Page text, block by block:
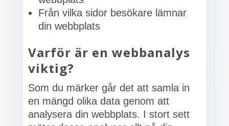
Från vilka sidor besökare lämnar
din webbplats
Varför är en webbanalys
viktig?
Som du märker går det att samla in
en mängd olika data genom att
analysera din webbplats. I stort sett